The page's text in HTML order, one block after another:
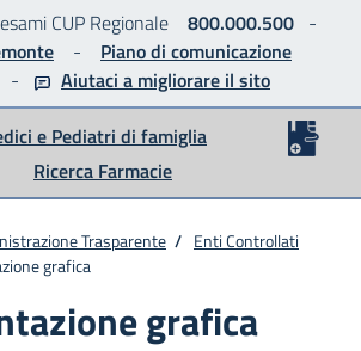
CUP Regionale 800.000.500-
- Piano di comunicazione
- Aiutaci a migliorare il sito
e Pediatri di famiglia
Ricerca Farmacie
Trasparente / Enti Controllati
grafica
grafica